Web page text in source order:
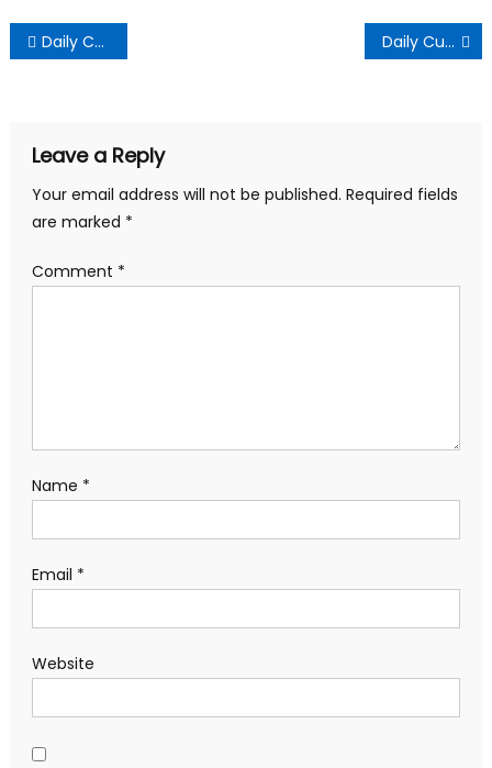
Daily Current Affairs – 30 October 2021 Daily Current Affairs – 01 November 2021
Leave a Reply
Your email address will not be published. Required fields
are marked *
Comment *
Name *
Email *
Website